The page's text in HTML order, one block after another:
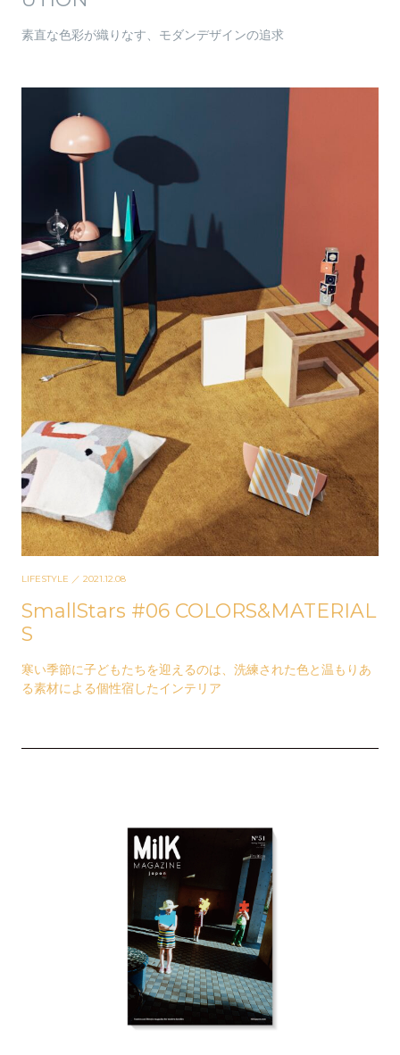
素直な色彩が織りなす、モダンデザインの追求
LIFESTYLE ／ 2021.12.08
SmallStars #06 COLORS&MATERIAL
S
寒い季節に子どもたちを迎えるのは、洗練された色と温もりあ
る素材による個性宿したインテリア